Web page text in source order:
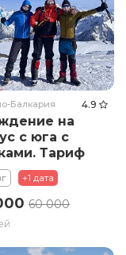
Балкария 4.9
на
с юга с
Тариф
+1 дата
60 000